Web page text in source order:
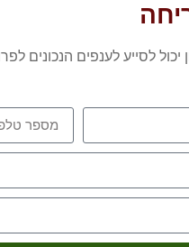
יכול לסייע לענפים